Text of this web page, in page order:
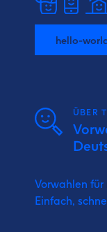
hello-
ÜBER
Vorwahlen
Einfach,